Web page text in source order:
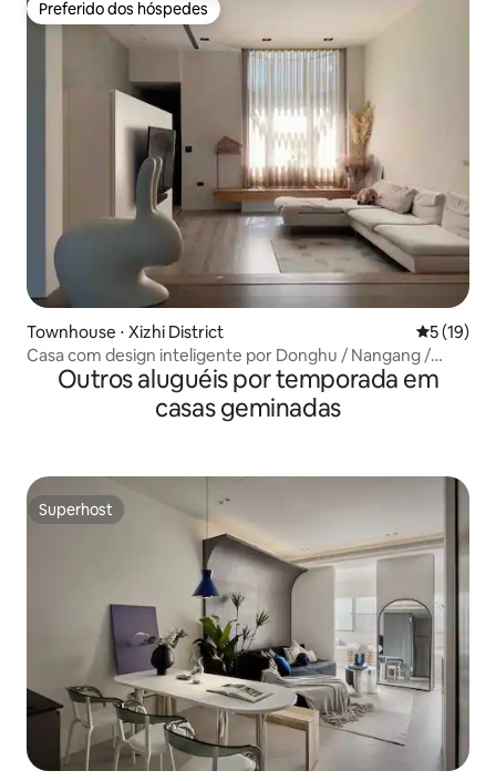
Preferido dos hóspedes
Preferido dos hóspedes
Townhouse ⋅ Xizhi District 5 de uma
5 (19)
Casa com design inteligente por Donghu / Nangang /
Dahu / AIT
Outros aluguéis por temporada em
casas geminadas
Superhost
Superhost